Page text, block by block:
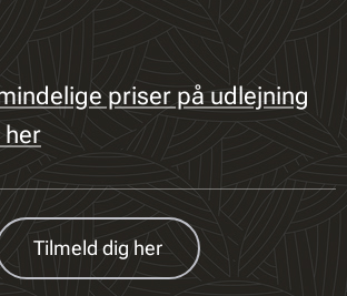
priser på udlejning
her
Tilmeld dig her